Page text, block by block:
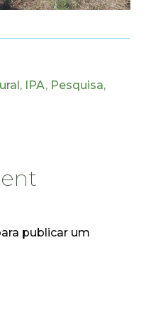
, IPA, Pesquisa,
publicar um